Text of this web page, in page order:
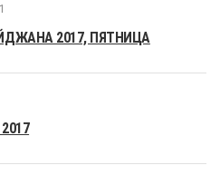
2017, ПЯТНИЦА